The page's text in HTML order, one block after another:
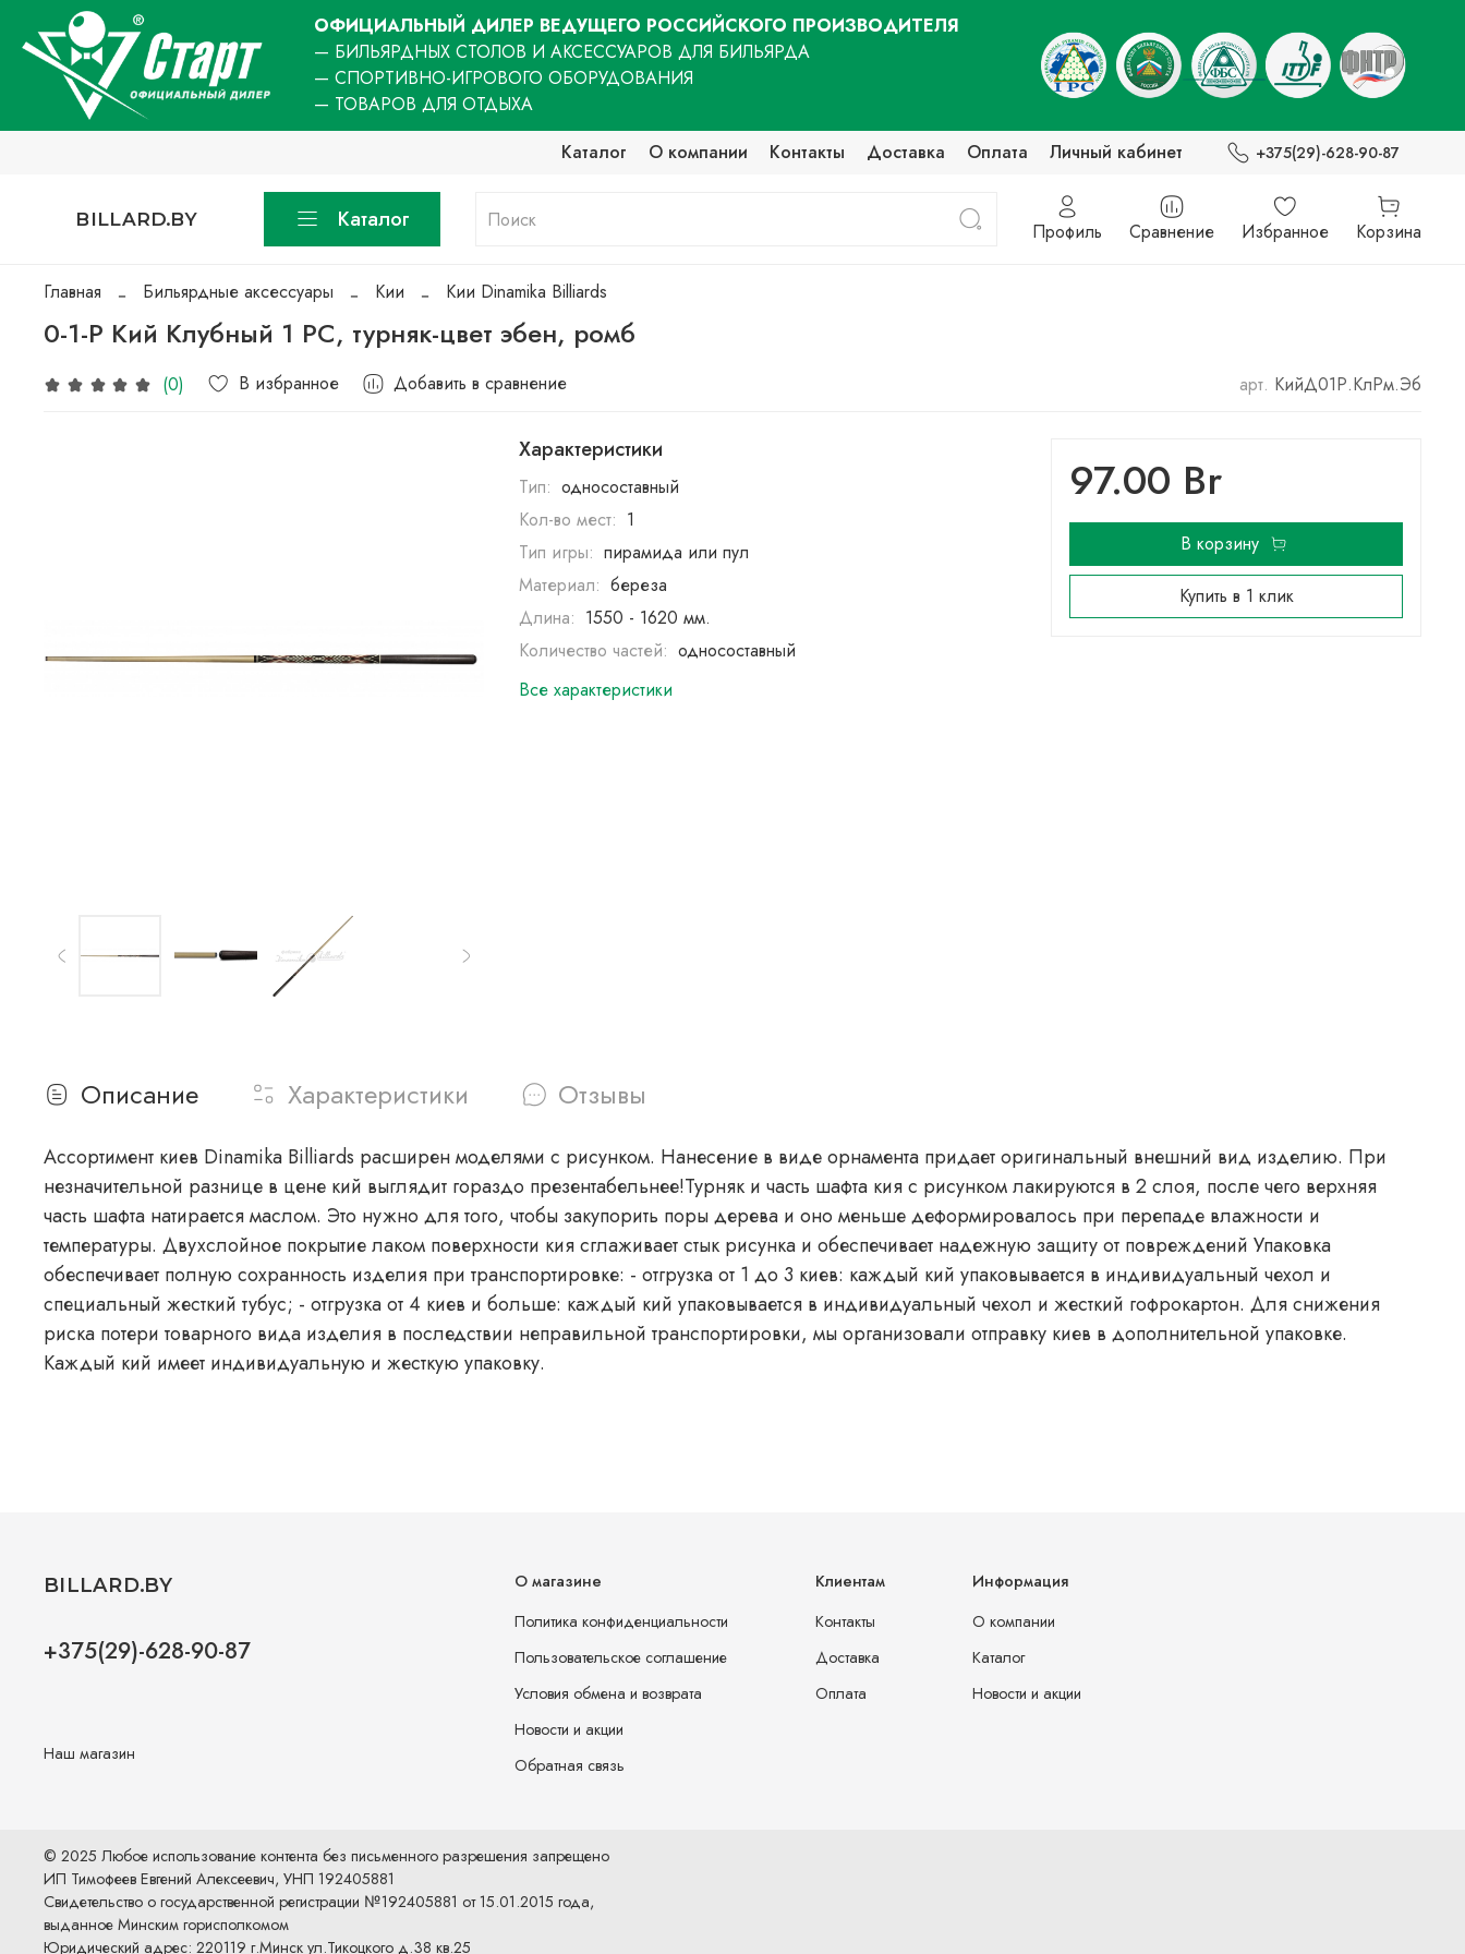
ОФИЦИАЛЬНЫЙ ДИЛЕР ВЕДУЩЕГО РОССИЙСКОГО ПРОИЗВОДИТЕЛЯ
— БИЛЬЯРДНЫХ СТОЛОВ И АКСЕССУАРОВ ДЛЯ БИЛЬЯРДА
— СПОРТИВНО-ИГРОВОГО ОБОРУДОВАНИЯ
— ТОВАРОВ ДЛЯ ОТДЫХА
Каталог
О компании Контакты Доставка Оплата Личный кабинет +375(29)-628-90-87
BILLARD.BY Каталог Профиль Сравнение Избранное Корзина
Главная Бильярдные аксессуары Кии Кии Dinamika Billiards
0-1-Р Кий Клубный 1 РС, турняк-цвет эбен, ромб
(0) В избранное Добавить в сравнение арт. КийД01Р.КлРм.Эб
Характеристики
Тип: односоставный
Кол-во мест: 1
Тип игры: пирамида или пул
Материал: береза
Длина: 1550 - 1620 мм.
Количество частей: односоставный
Все характеристики
97.00 Br
В корзину
Купить в 1 клик
Описание Характеристики Отзывы
Ассортимент киев Dinamika Billiards расширен моделями с рисунком. Нанесение в виде орнамента придает оригинальный внешний вид изделию. При
незначительной разнице в цене кий выглядит гораздо презентабельнее!Турняк и часть шафта кия с рисунком лакируются в 2 слоя, после чего верхняя
часть шафта натирается маслом. Это нужно для того, чтобы закупорить поры дерева и оно меньше деформировалось при перепаде влажности и
температуры. Двухслойное покрытие лаком поверхности кия сглаживает стык рисунка и обеспечивает надежную защиту от повреждений Упаковка
обеспечивает полную сохранность изделия при транспортировке: - отгрузка от 1 до 3 киев: каждый кий упаковывается в индивидуальный чехол и
специальный жесткий тубус; - отгрузка от 4 киев и больше: каждый кий упаковывается в индивидуальный чехол и жесткий гофрокартон. Для снижения
риска потери товарного вида изделия в последствии неправильной транспортировки, мы организовали отправку киев в дополнительной упаковке.
Каждый кий имеет индивидуальную и жесткую упаковку.
О магазине
Политика конфиденциальности
Пользовательское соглашение
Условия обмена и возврата
Новости и акции
Обратная связь
Клиентам
Контакты
Доставка
Оплата
Информация
О компании
Каталог
Новости и акции
BILLARD.BY
+375(29)-628-90-87
Наш магазин
© 2025 Любое использование контента без письменного разрешения запрещено
ИП Тимофеев Евгений Алексеевич, УНП 192405881
Свидетельство о государственной регистрации №192405881 от 15.01.2015 года,
выданное Минским горисполкомом
Юридический адрес: 220119 г.Минск ул.Тикоцкого д.38 кв.25